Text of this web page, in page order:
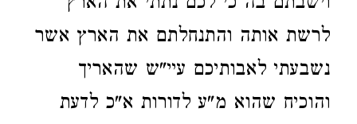
לרשת אותה והתנחלתם את הארץ אשר
נשבעתי לאבותיכם עיי"ש שהאריך
והוכיח שהוא מ"ע לדורות א"כ לדעת